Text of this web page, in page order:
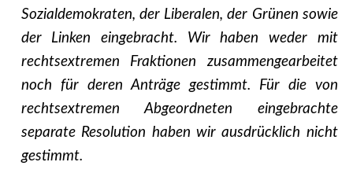
Sozialdemokraten, der Liberalen, der Grünen sowie
der Linken eingebracht. Wir haben weder mit
rechtsextremen Fraktionen zusammengearbeitet
noch für deren Anträge gestimmt. Für die von
rechtsextremen Abgeordneten eingebrachte
separate Resolution haben wir ausdrücklich nicht
gestimmt.